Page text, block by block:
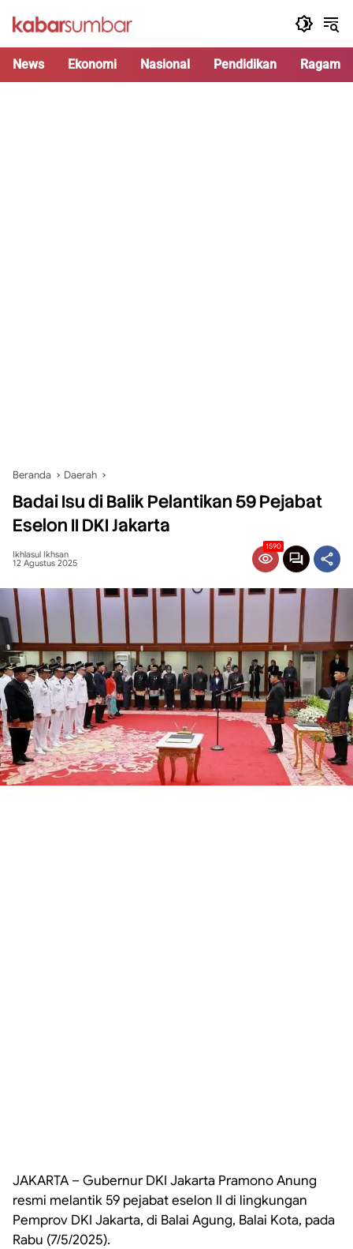
News Ekonomi Nasional Pendidikan Ragam
Beranda Daerah
Badai Isu di Balik Pelantikan 59 Pejabat
Eselon II DKI Jakarta
Ikhlasul Ikhsan
12 Agustus 2025
1590
JAKARTA – Gubernur DKI Jakarta Pramono Anung
resmi melantik 59 pejabat eselon II di lingkungan
Pemprov DKI Jakarta, di Balai Agung, Balai Kota, pada
Rabu (7/5/2025).